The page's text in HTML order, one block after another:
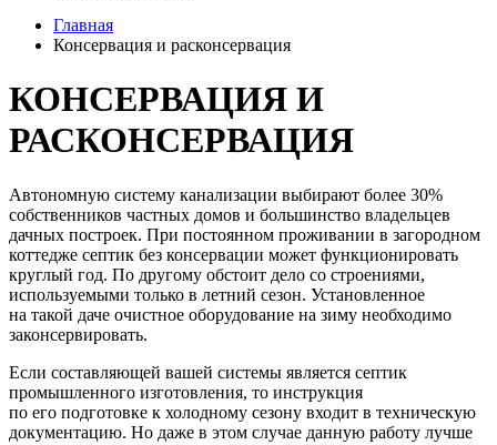
Главная
Консервация и расконсервация
КОНСЕРВАЦИЯ И
РАСКОНСЕРВАЦИЯ
Автономную систему канализации выбирают более 30%
собственников частных домов и большинство владельцев
дачных построек. При постоянном проживании в загородном
коттедже септик без консервации может функционировать
круглый год. По другому обстоит дело со строениями,
используемыми только в летний сезон. Установленное
на такой даче очистное оборудование на зиму необходимо
законсервировать.
Если составляющей вашей системы является септик
промышленного изготовления, то инструкция
по его подготовке к холодному сезону входит в техническую
документацию. Но даже в этом случае данную работу лучше